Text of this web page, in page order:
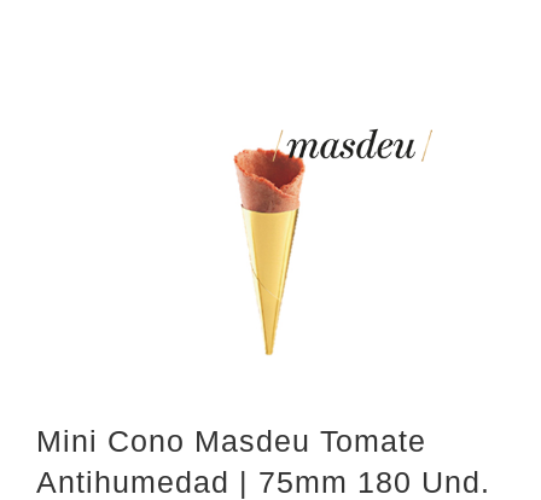
Mini Cono Masdeu Tomate
Antihumedad | 75mm 180 Und.